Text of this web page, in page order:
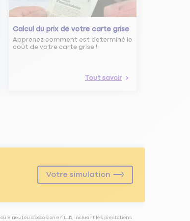
Calcul du prix de votre carte grise
Apprenez comment est determiné le
coût de votre carte grise !
Tout savoir
Votre simulation
neuf ou d’occasion en LLD, incluant les prestations